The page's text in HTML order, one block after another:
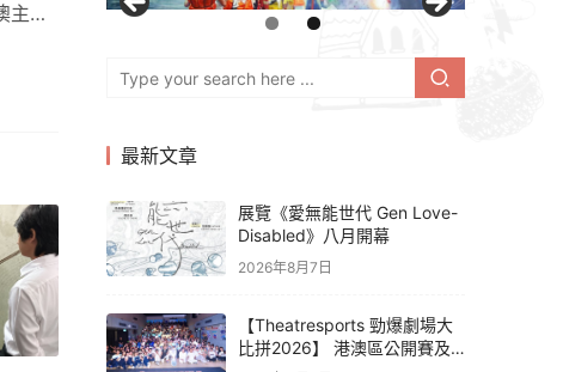
主持
最新文章
展覽《愛無能世代 Gen Love-
Disabled》八月開幕
2026年8月7日
【Theatresports 勁爆劇場大
比拼2026】 港澳區公開賽及